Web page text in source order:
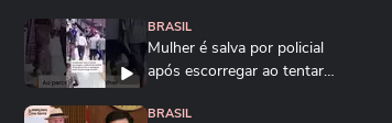
BRASIL
Mulher é salva por policial
após escorregar ao tentar
BRASIL